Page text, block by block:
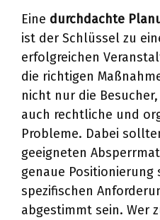
Eine durchdachte
ist der Schlüssel zu
erfolgreichen
die richtigen
nicht nur die
auch rechtliche und
Probleme. Dabei
geeigneten
genaue Positionierung
spezifischen
abgestimmt sein. Wer